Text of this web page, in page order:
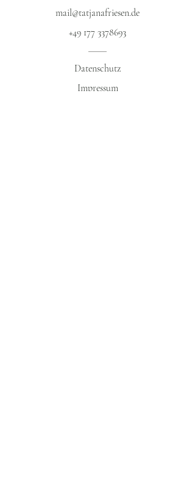
mail@tatjanafriesen.de
+49 177 3378693
Datenschutz​
Impressum